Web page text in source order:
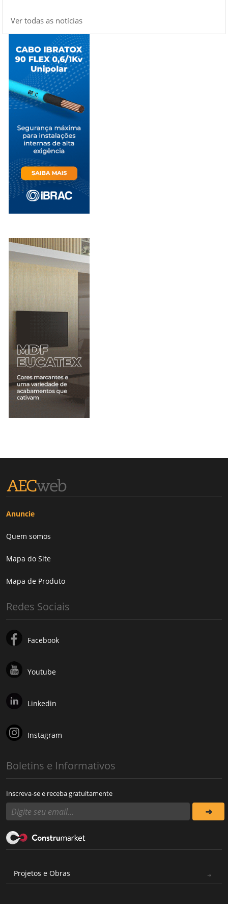
Ver todas as notícias
Anuncie
Quem somos
Mapa do Site
Mapa de Produto
Redes Sociais
Facebook
Youtube
Linkedin
Instagram
Boletins e Informativos
Inscreva-se e receba gratuitamente
Projetos e Obras